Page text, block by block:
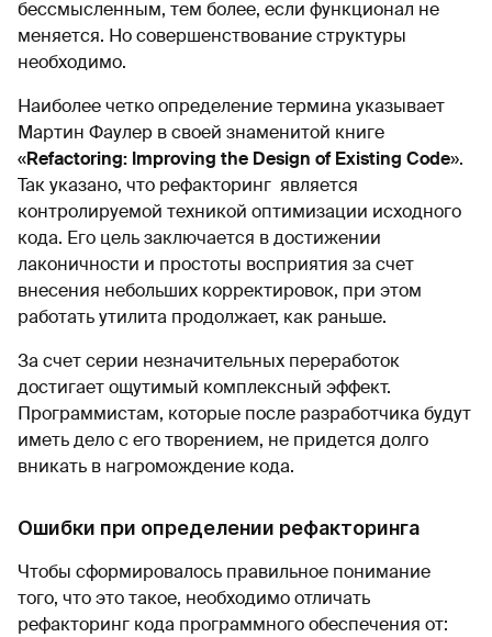
бессмысленным, тем более, если функционал не
меняется. Но совершенствование структуры
необходимо.
Наиболее четко определение термина указывает
Мартин Фаулер в своей знаменитой книге
«Refactoring: Improving the Design of Existing Code».
Так указано, что рефакторинг является
контролируемой техникой оптимизации исходного
кода. Его цель заключается в достижении
лаконичности и простоты восприятия за счет
внесения небольших корректировок, при этом
работать утилита продолжает, как раньше.
За счет серии незначительных переработок
достигает ощутимый комплексный эффект.
Программистам, которые после разработчика будут
иметь дело с его творением, не придется долго
вникать в нагромождение кода.
Ошибки при определении рефакторинга
Чтобы сформировалось правильное понимание
того, что это такое, необходимо отличать
рефакторинг кода программного обеспечения от: